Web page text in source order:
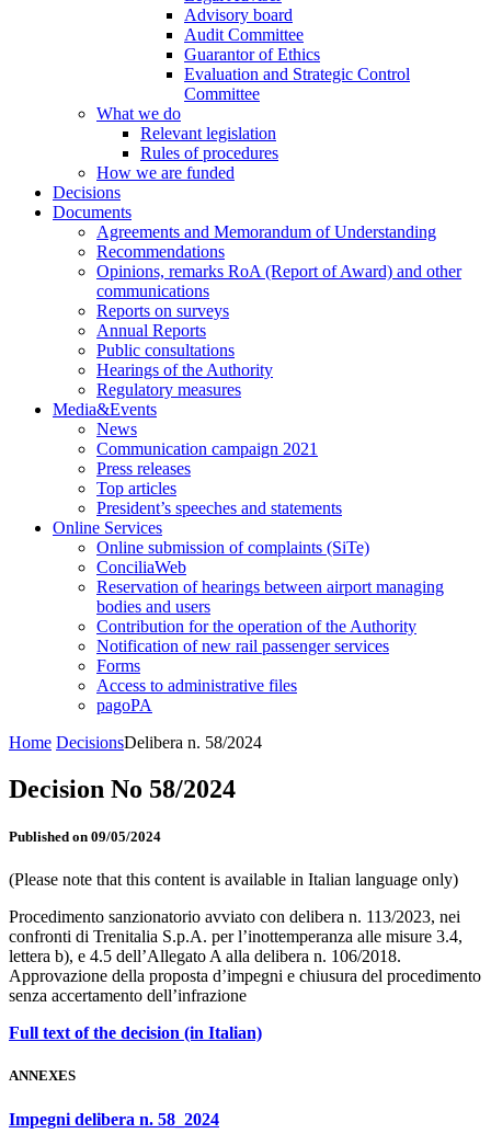
Advisory board
Audit Committee
Guarantor of Ethics
Evaluation and Strategic Control
Committee
What we do
Relevant legislation
Rules of procedures
How we are funded
Decisions
Documents
Agreements and Memorandum of Understanding
Recommendations
Opinions, remarks RoA (Report of Award) and other
communications
Reports on surveys
Annual Reports
Public consultations
Hearings of the Authority
Regulatory measures
Media&Events
News
Communication campaign 2021
Press releases
Top articles
President’s speeches and statements
Online Services
Online submission of complaints (SiTe)
ConciliaWeb
Reservation of hearings between airport managing
bodies and users
Contribution for the operation of the Authority
Notification of new rail passenger services
Forms
Access to administrative files
pagoPA
Home DecisionsDelibera n. 58/2024
Decision No 58/2024
Published on 09/05/2024
(Please note that this content is available in Italian language only)
Procedimento sanzionatorio avviato con delibera n. 113/2023, nei
confronti di Trenitalia S.p.A. per l’inottemperanza alle misure 3.4,
lettera b), e 4.5 dell’Allegato A alla delibera n. 106/2018.
Approvazione della proposta d’impegni e chiusura del procedimento
senza accertamento dell’infrazione
Full text of the decision (in Italian)
ANNEXES
Impegni delibera n. 58_2024